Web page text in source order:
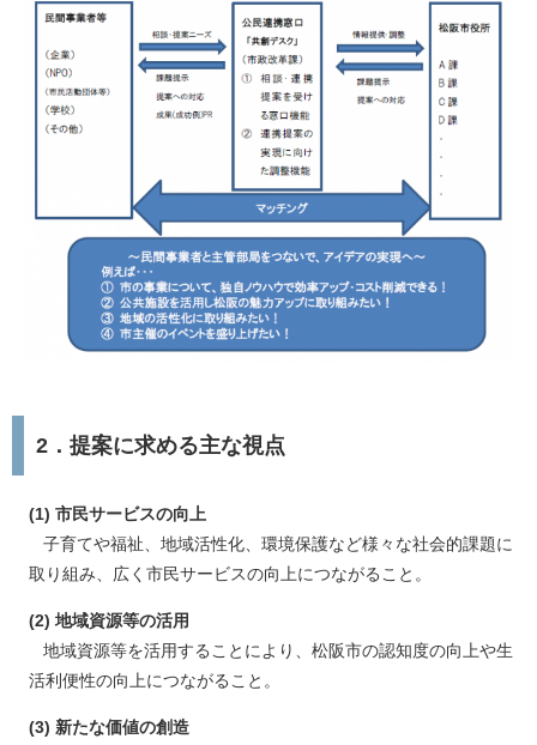
2．提案に求める主な視点
(1) 市民サービスの向上
子育てや福祉、地域活性化、環境保護など様々な社会的課題に
取り組み、広く市民サービスの向上につながること。
(2) 地域資源等の活用
地域資源等を活用することにより、松阪市の認知度の向上や生
活利便性の向上につながること。
(3) 新たな価値の創造